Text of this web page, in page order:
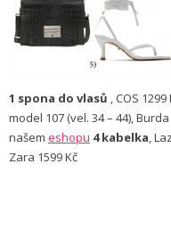
1 spona do vlasů , COS 1299
model 107 (vel. 34 – 44),
našem eshopu 4 kabelka,
Zara 1599 Kč